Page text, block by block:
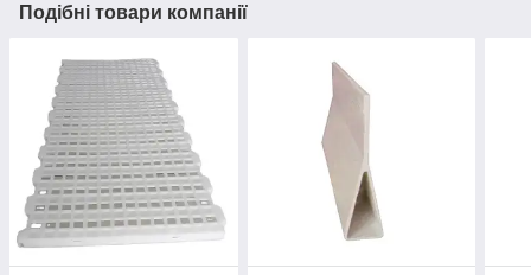
Подібні товари компанії